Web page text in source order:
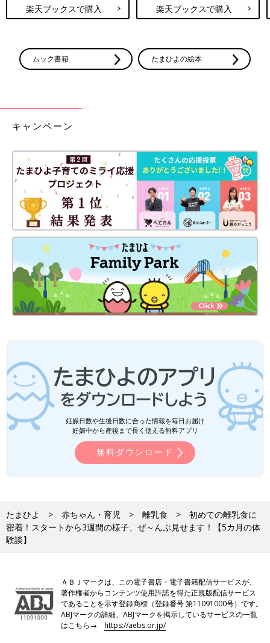
楽天ブックスで購入 楽天ブックスで購入
ムック書籍 たまひよの絵本
キャンペーン
妊娠日数や生後日数に合った情報を毎日お届け
妊娠中から産後まで長く使える無料アプリ
無料ダウンロード
たまひよ 赤ちゃん・育児 離乳食
初めての離乳食に
密着！スタートから3週間の様子、ぜ～んぶ見せます！【5カ月の体
験談】
ＡＢＪマークは、この電子書店・電子書籍配信サービスが、
著作権者からコンテンツ使用許諾を得た正規版配信サービス
であることを示す登録商標（登録番号 第11091000号）です。
ABJマークの詳細、ABJマークを掲示しているサービスの一覧
はこちら→https://aebs.or.jp/